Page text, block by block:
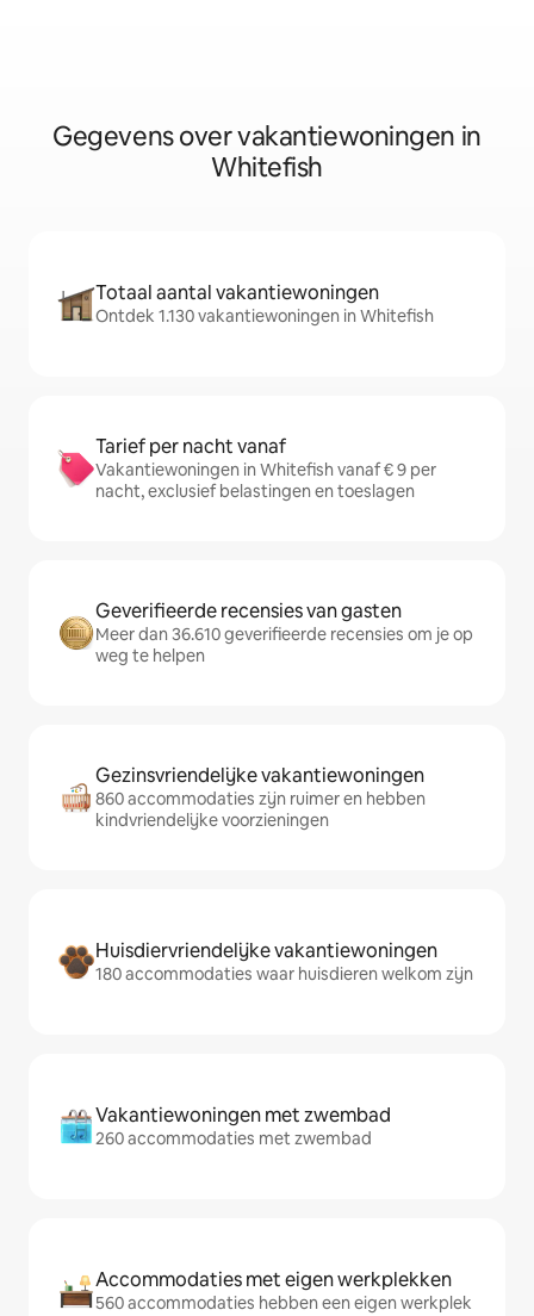
Gegevens over vakantiewoningen in
Whitefish
Totaal aantal vakantiewoningen
Ontdek 1.130 vakantiewoningen in Whitefish
Tarief per nacht vanaf
Vakantiewoningen in Whitefish vanaf € 9 per
nacht, exclusief belastingen en toeslagen
Geverifieerde recensies van gasten
Meer dan 36.610 geverifieerde recensies om je op
weg te helpen
Gezinsvriendelijke vakantiewoningen
860 accommodaties zijn ruimer en hebben
kindvriendelijke voorzieningen
Huisdiervriendelijke vakantiewoningen
180 accommodaties waar huisdieren welkom zijn
Vakantiewoningen met zwembad
260 accommodaties met zwembad
Accommodaties met eigen werkplekken
560 accommodaties hebben een eigen werkplek